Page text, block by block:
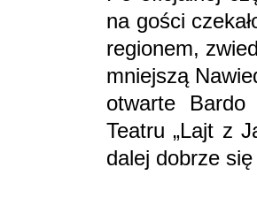
na gości
regionem,
mniejszą
otwarte
Teatru „Lajt z
dalej dobrze